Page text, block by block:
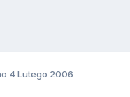
4 Lutego 2006